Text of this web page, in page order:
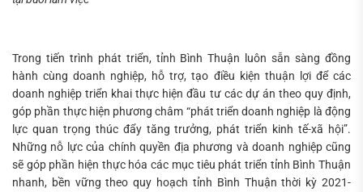
Trong tiến trình phát triển, tỉnh Bình Thuận luôn sẵn sàng đồng
hành cùng doanh nghiệp, hỗ trợ, tạo điều kiện thuận lợi để các
doanh nghiệp triển khai thực hiện đầu tư các dự án theo quy định,
góp phần thực hiện phương châm “phát triển doanh nghiệp là động
lực quan trọng thúc đẩy tăng trưởng, phát triển kinh tế-xã hội”.
Những nỗ lực của chính quyền địa phương và doanh nghiệp cũng
sẽ góp phần hiện thực hóa các mục tiêu phát triển tỉnh Bình Thuận
nhanh, bền vững theo quy hoạch tỉnh Bình Thuận thời kỳ 2021-